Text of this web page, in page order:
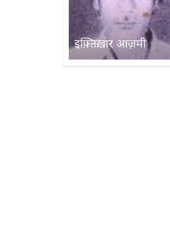
इफ़्तिख़ार आज़मी